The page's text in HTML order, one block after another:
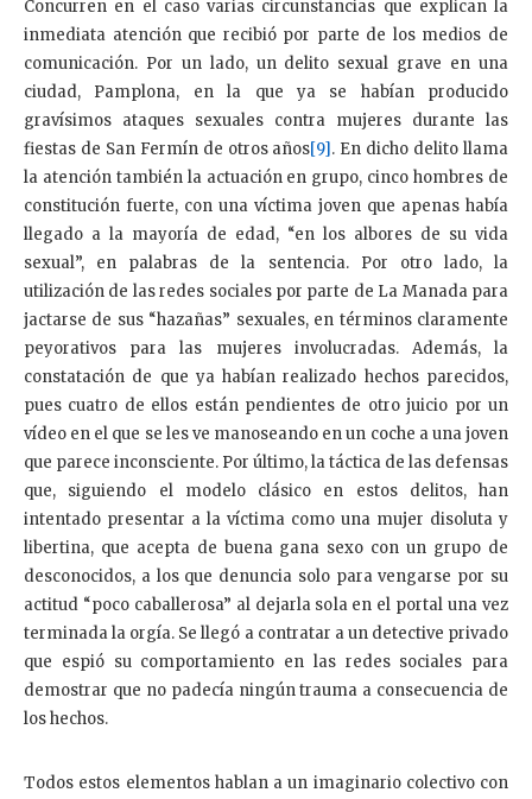
Concurren en el caso varias circunstancias que explican la
inmediata atención que recibió por parte de los medios de
comunicación. Por un lado, un delito sexual grave en una
ciudad, Pamplona, en la que ya se habían producido
gravísimos ataques sexuales contra mujeres durante las
fiestas de San Fermín de otros años[9]. En dicho delito llama
la atención también la actuación en grupo, cinco hombres de
constitución fuerte, con una víctima joven que apenas había
llegado a la mayoría de edad, “en los albores de su vida
sexual”, en palabras de la sentencia. Por otro lado, la
utilización de las redes sociales por parte de La Manada para
jactarse de sus “hazañas” sexuales, en términos claramente
peyorativos para las mujeres involucradas. Además, la
constatación de que ya habían realizado hechos parecidos,
pues cuatro de ellos están pendientes de otro juicio por un
vídeo en el que se les ve manoseando en un coche a una joven
que parece inconsciente. Por último, la táctica de las defensas
que, siguiendo el modelo clásico en estos delitos, han
intentado presentar a la víctima como una mujer disoluta y
libertina, que acepta de buena gana sexo con un grupo de
desconocidos, a los que denuncia solo para vengarse por su
actitud “poco caballerosa” al dejarla sola en el portal una vez
terminada la orgía. Se llegó a contratar a un detective privado
que espió su comportamiento en las redes sociales para
demostrar que no padecía ningún trauma a consecuencia de
los hechos.
Todos estos elementos hablan a un imaginario colectivo con